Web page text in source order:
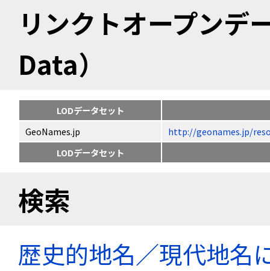
リンクトオープン
Data）
LODデータセット
GeoNames.jp
http://geonames.jp/
LODデータセット
検索
歴史的地名／現代地名